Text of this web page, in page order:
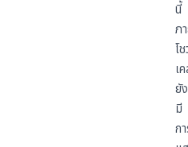
นี้
ภ
โ
เ
ยัง
มี
ก